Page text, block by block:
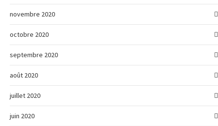
novembre 2020
octobre 2020
septembre 2020
août 2020
juillet 2020
juin 2020